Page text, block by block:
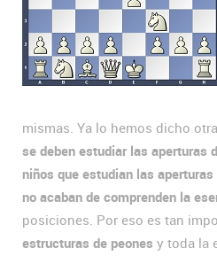
mismas. Ya lo hemos dicho
se deben estudiar las aperturas
niños que estudian las
no acaban de comprenden la
posiciones. Por eso es tan
estructuras de peones y toda la